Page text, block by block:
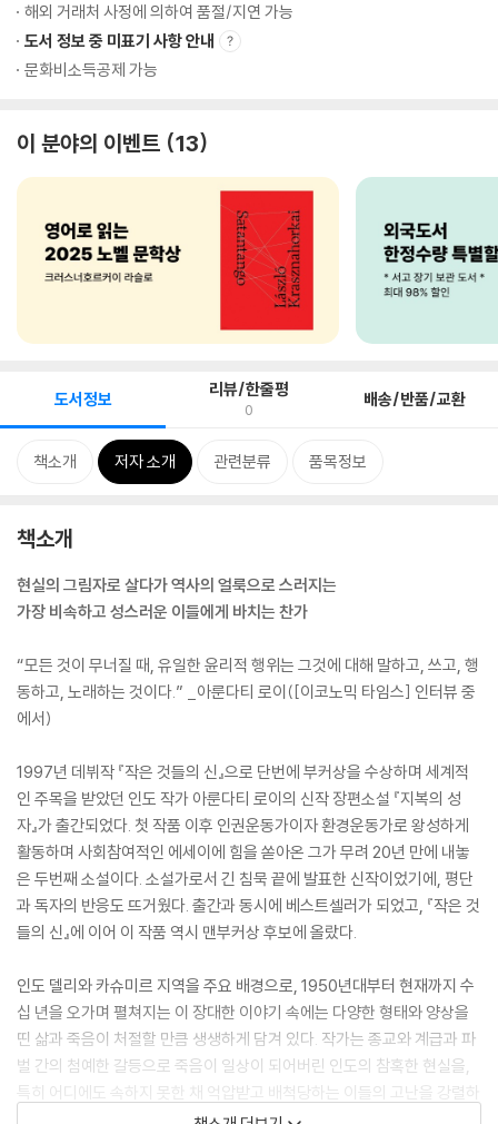
해외 거래처 사정에 의하여 품절/지연 가능
도서 정보 중 미표기 사항 안내
문화비소득공제 가능
이 분야의 이벤트 13
도서정보 리뷰/한줄평
0 배송/반품/교환
책소개 저자 소개 관련분류 품목정보
책소개
현실의 그림자로 살다가 역사의 얼룩으로 스러지는
가장 비속하고 성스러운 이들에게 바치는 찬가
“모든 것이 무너질 때, 유일한 윤리적 행위는 그것에 대해 말하고, 쓰고, 행
동하고, 노래하는 것이다.” _아룬다티 로이([이코노믹 타임스] 인터뷰 중
에서)
1997년 데뷔작 『작은 것들의 신』으로 단번에 부커상을 수상하며 세계적
인 주목을 받았던 인도 작가 아룬다티 로이의 신작 장편소설 『지복의 성
자』가 출간되었다. 첫 작품 이후 인권운동가이자 환경운동가로 왕성하게
활동하며 사회참여적인 에세이에 힘을 쏟아온 그가 무려 20년 만에 내놓
은 두번째 소설이다. 소설가로서 긴 침묵 끝에 발표한 신작이었기에, 평단
과 독자의 반응도 뜨거웠다. 출간과 동시에 베스트셀러가 되었고, 『작은 것
들의 신』에 이어 이 작품 역시 맨부커상 후보에 올랐다.
인도 델리와 카슈미르 지역을 주요 배경으로, 1950년대부터 현재까지 수
십 년을 오가며 펼쳐지는 이 장대한 이야기 속에는 다양한 형태와 양상을
띤 삶과 죽음이 처절할 만큼 생생하게 담겨 있다. 작가는 종교와 계급과 파
벌 간의 첨예한 갈등으로 죽음이 일상이 되어버린 인도의 참혹한 현실을,
특히 어디에도 속하지 못한 채 억압받고 배척당하는 이들의 고난을 강렬하
고 유려한 문장으로 적나라하게 묘사한다. 그러나 작가가 분열로 고통받는